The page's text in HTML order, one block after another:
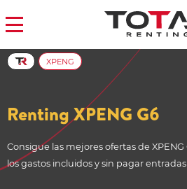
Renting XPENG G6
Consigue las mejores ofertas de
los gastos incluidos y sin pagar entradas
XPENG